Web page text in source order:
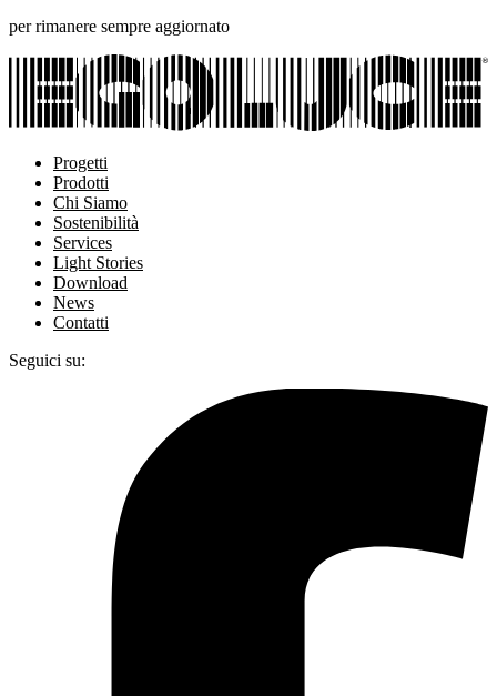
per rimanere sempre aggiornato
Progetti
Prodotti
Chi Siamo
Sostenibilità
Services
Light Stories
Download
News
Contatti
Seguici su: